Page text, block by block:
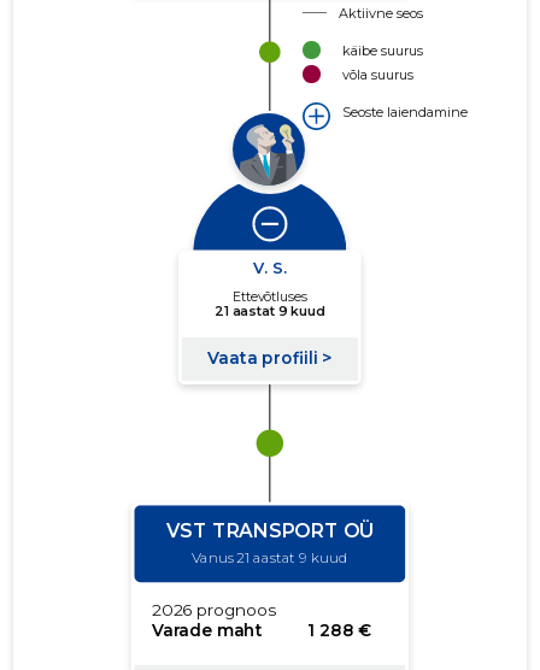
Aktiivne seos
käibe suurus
võla suurus
Seoste laiendamine